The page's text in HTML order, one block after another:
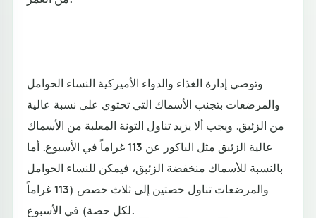
وتوصي إدارة الغذاء والدواء الأميركية النساء الحوامل
والمرضعات بتجنب الأسماك التي تحتوي على نسبة عالية
من الزئبق. ويجب ألا يزيد تناول التونة المعلبة من الأسماك
عالية الزئبق مثل الباكور عن 113 غراماً في الأسبوع. أما
بالنسبة للأسماك منخفضة الزئبق، فيمكن للنساء الحوامل
والمرضعات تناول حصتين إلى ثلاث حصص (113 غراماً
لكل حصة) في الأسبوع.